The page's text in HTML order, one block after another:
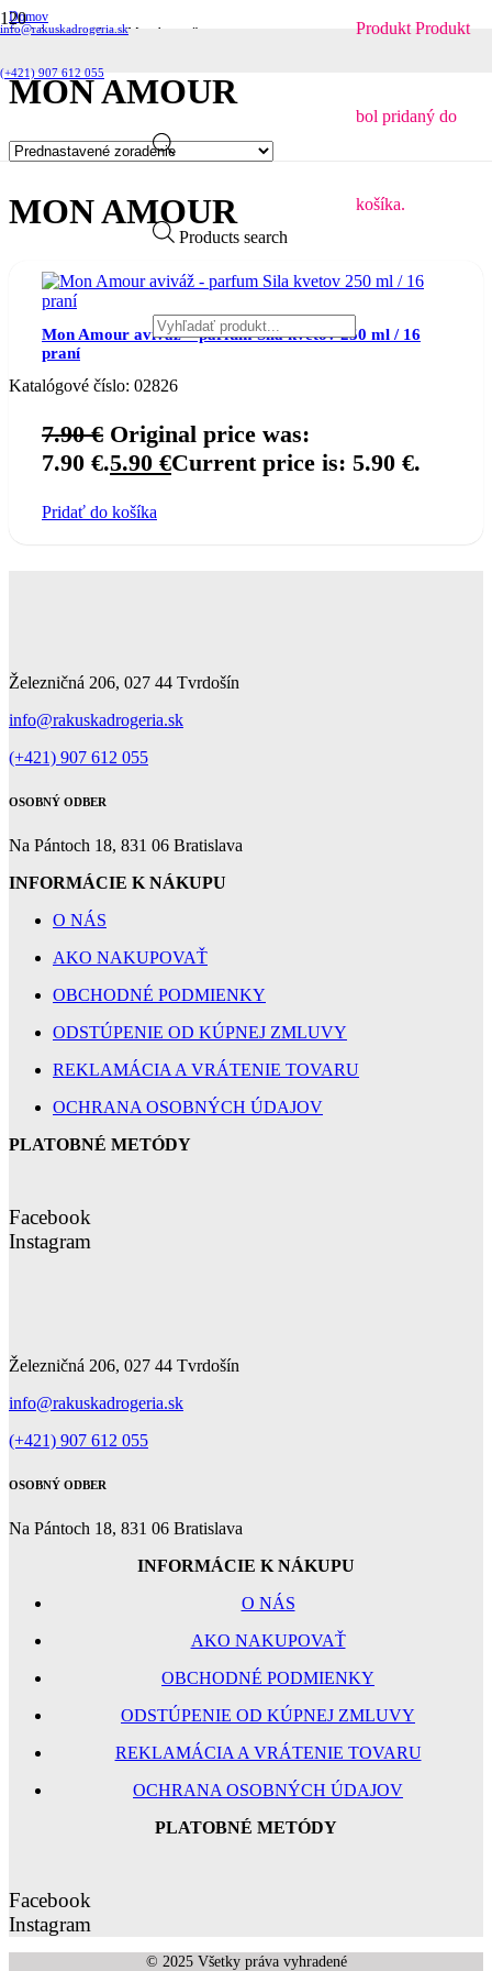
info@rakuskadrogeria.sk
(+421) 907 612 055
Products search
Produkt Produkt
bol pridaný do
košíka.
Domov
Produkty so značkou “Mon Amour”
MON AMOUR
MON AMOUR
Mon Amour aviváž – parfum Sila kvetov 250 ml / 16
praní
Katalógové číslo: 02826
7.90€ Original price was:
7.90 €.5.90 €Current price is: 5.90 €.
Pridať do košíka
Železničná 206, 027 44 Tvrdošín
info@rakuskadrogeria.sk
(+421) 907 612 055
OSOBNÝ ODBER
Na Pántoch 18, 831 06 Bratislava
INFORMÁCIE K NÁKUPU
O NÁS
AKO NAKUPOVAŤ
OBCHODNÉ PODMIENKY
ODSTÚPENIE OD KÚPNEJ ZMLUVY
REKLAMÁCIA A VRÁTENIE TOVARU
OCHRANA OSOBNÝCH ÚDAJOV
PLATOBNÉ METÓDY
Facebook
Instagram
Železničná 206, 027 44 Tvrdošín
info@rakuskadrogeria.sk
(+421) 907 612 055
OSOBNÝ ODBER
Na Pántoch 18, 831 06 Bratislava
INFORMÁCIE K NÁKUPU
O NÁS
AKO NAKUPOVAŤ
OBCHODNÉ PODMIENKY
ODSTÚPENIE OD KÚPNEJ ZMLUVY
REKLAMÁCIA A VRÁTENIE TOVARU
OCHRANA OSOBNÝCH ÚDAJOV
PLATOBNÉ METÓDY
Facebook
Instagram
© 2025 Všetky práva vyhradené